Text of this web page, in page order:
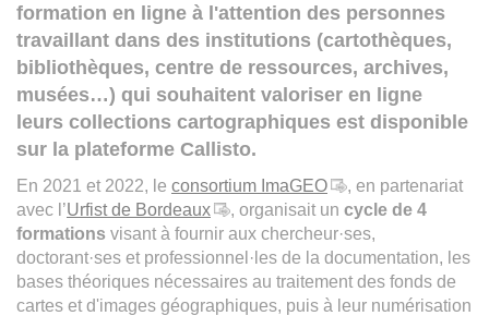
formation en ligne à l'attention des personnes
travaillant dans des institutions (cartothèques,
bibliothèques, centre de ressources, archives,
musées…) qui souhaitent valoriser en ligne
leurs collections cartographiques est disponible
sur la plateforme Callisto.
En 2021 et 2022, le consortium ImaGEO
, en partenariat
avec l’Urfist de Bordeaux , organisait un cycle de 4
formations visant à fournir aux chercheur·ses,
doctorant·ses et professionnel·les de la documentation, les
bases théoriques nécessaires au traitement des fonds de
cartes et d'images géographiques, puis à leur numérisation